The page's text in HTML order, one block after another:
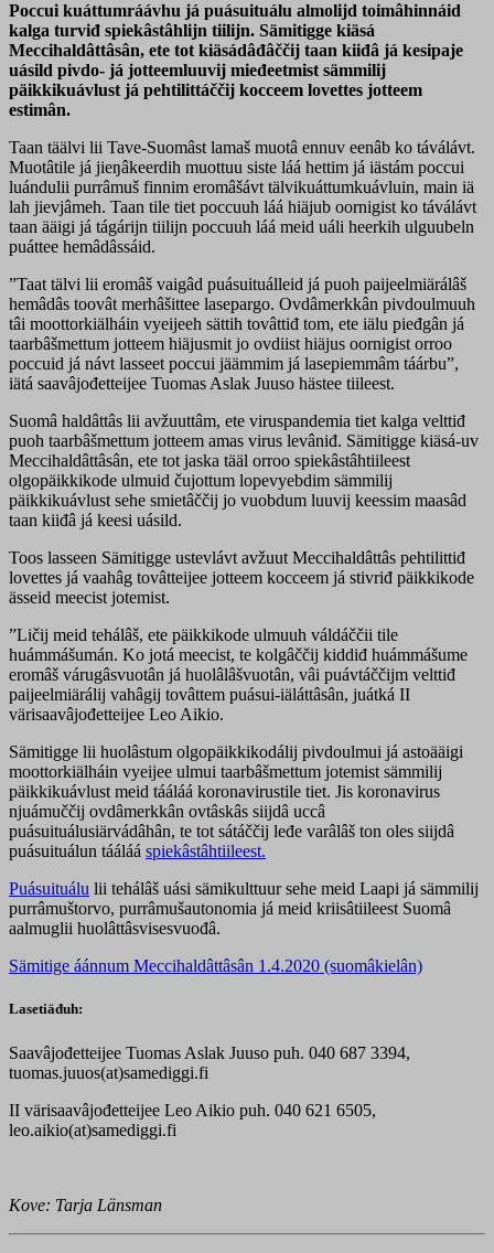
Poccui kuáttumráávhu já puásuituálu almolijd toimâhinnáid
kalga turviđ spiekâstâhlijn tiilijn. Sämitigge kiäsá
Meccihaldâttâsân, ete tot kiäsádâđâččij taan kiiđâ já kesipaje
uásild pivdo- já jotteemluuvij mieđeetmist sämmilij
päikkikuávlust já pehtilittáččij kocceem lovettes jotteem
estimân.
Taan täälvi lii Tave-Suomâst lamaš muotâ ennuv eenâb ko táválávt.
Muotâtile já jieŋâkeerdih muottuu siste láá hettim já iästám poccui
luándulii purrâmuš finnim eromâšávt tälvikuáttumkuávluin, main iä
lah jievjâmeh. Taan tile tiet poccuuh láá hiäjub oornigist ko táválávt
taan ääigi já tágárijn tiilijn poccuuh láá meid uáli heerkih ulguubeln
puáttee hemâdâssáid.
”Taat tälvi lii eromâš vaigâd puásuituálleid já puoh paijeelmiärálâš
hemâdâs toovât merhâšittee lasepargo. Ovdâmerkkân pivdoulmuuh
tâi moottorkiälháin vyeijeeh sättih tovâttiđ tom, ete iälu pieđgân já
taarbâšmettum jotteem hiäjusmit jo ovdiist hiäjus oornigist orroo
poccuid já návt lasseet poccui jäämmim já lasepiemmâm táárbu”,
iätá saavâjođetteijee Tuomas Aslak Juuso hästee tiileest.
Suomâ haldâttâs lii avžuuttâm, ete viruspandemia tiet kalga velttiđ
puoh taarbâšmettum jotteem amas virus levâniđ. Sämitigge kiäsá-uv
Meccihaldâttâsân, ete tot jaska tääl orroo spiekâstâhtiileest
olgopäikkikode ulmuid čujottum lopevyebdim sämmilij
päikkikuávlust sehe smietâččij jo vuobdum luuvij keessim maasâd
taan kiiđâ já keesi uásild.
Toos lasseen Sämitigge ustevlávt avžuut Meccihaldâttâs pehtilittiđ
lovettes já vaahâg tovâtteijee jotteem kocceem já stivriđ päikkikode
ässeid meecist jotemist.
”Ličij meid tehálâš, ete päikkikode ulmuuh váldáččii tile
huámmášumán. Ko jotá meecist, te kolgâččij kiddiđ huámmášume
eromâš várugâsvuotân já huolâlâšvuotân, vâi puávtáččijm velttiđ
paijeelmiärálij vahâgij tovâttem puásui-iäláttâsân, juátká II
värisaavâjođetteijee Leo Aikio.
Sämitigge lii huolâstum olgopäikkikodálij pivdoulmui já astoääigi
moottorkiälháin vyeijee ulmui taarbâšmettum jotemist sämmilij
päikkikuávlust meid tááláá koronavirustile tiet. Jis koronavirus
njuámuččij ovdâmerkkân ovtâskâs siijdâ uccâ
puásuituálusiärvádâhân, te tot sátáččij leđe varâlâš ton oles siijdâ
puásuituálun tááláá spiekâstâhtiileest.
Puásuituálu lii tehálâš uási sämikulttuur sehe meid Laapi já sämmilij
purrâmuštorvo, purrâmušautonomia já meid kriisâtiileest Suomâ
aalmuglii huolâttâsvisesvuođâ.
Sämitige áánnum Meccihaldâttâsân 1.4.2020 (suomâkielân)
Lasetiäđuh:
Saavâjođetteijee Tuomas Aslak Juuso puh. 040 687 3394,
tuomas.juuos(at)samediggi.fi
II värisaavâjođetteijee Leo Aikio puh. 040 621 6505,
leo.aikio(at)samediggi.fi
Kove: Tarja Länsman